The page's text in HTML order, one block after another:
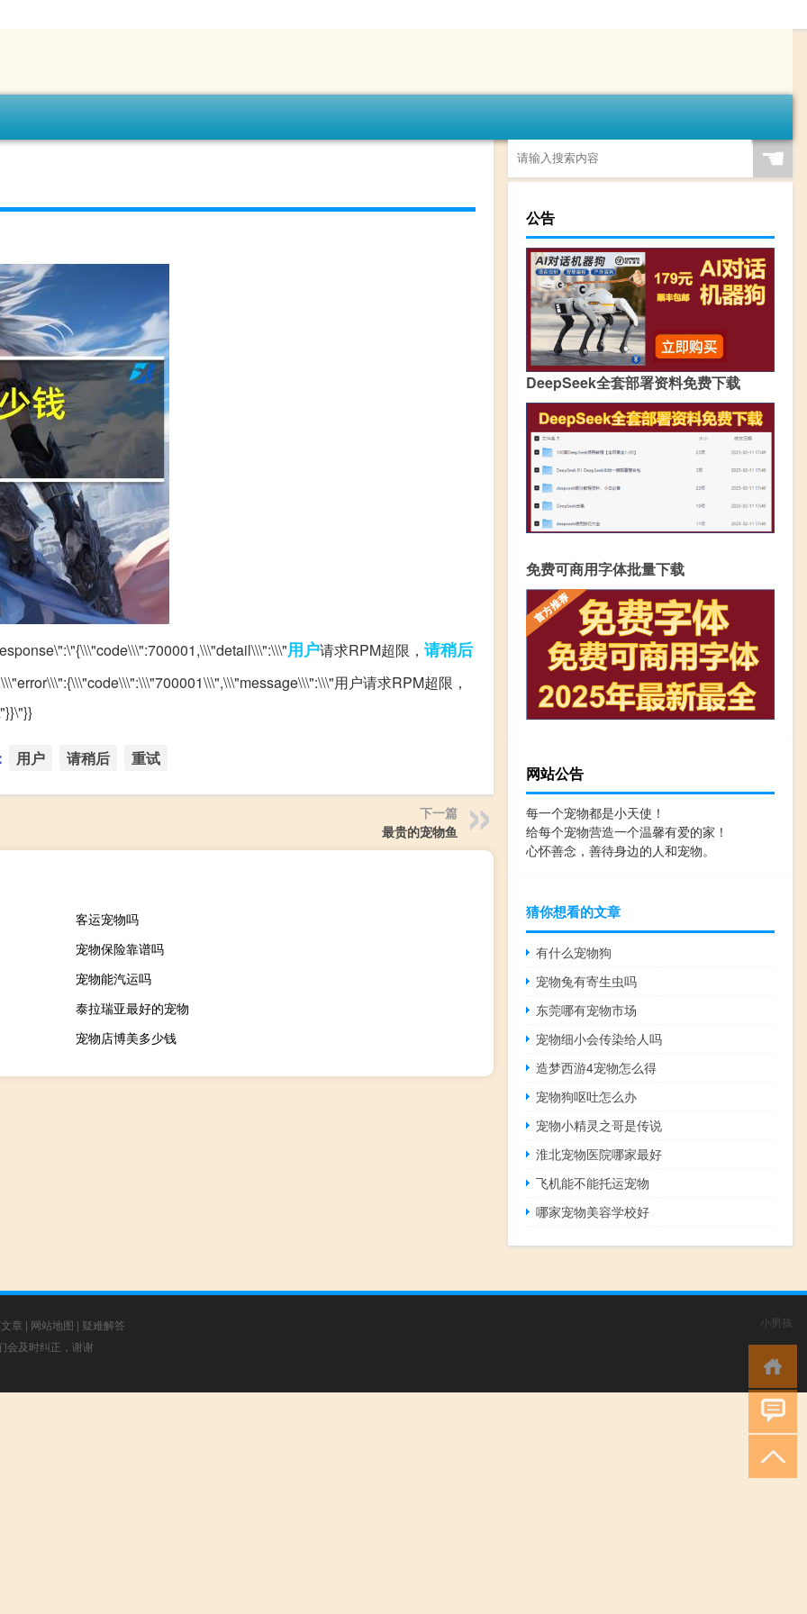
用户请求RPM超限， 请稍后
用户请求RPM超限，
用户 请稍后 重试
下一篇
最贵的宠物鱼
客运宠物吗
宠物保险靠谱吗
宠物能汽运吗
泰拉瑞亚最好的宠物
宠物店博美多少钱
☚
公告
DeepSeek全套部署资料免费下载
免费可商用字体批量下载
网站公告
每一个宠物都是小天使！
给每个宠物营造一个温馨有爱的家！
心怀善念，善待身边的人和宠物。
猜你想看的文章
有什么宠物狗
宠物兔有寄生虫吗
东莞哪有宠物市场
宠物细小会传染给人吗
造梦西游4宠物怎么得
宠物狗呕吐怎么办
宠物小精灵之哥是传说
淮北宠物医院哪家最好
飞机能不能托运宠物
哪家宠物美容学校好
章 | 网站地图 | 疑难解答
会及时纠正，谢谢
小男孩